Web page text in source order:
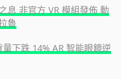
息 非官方 VR 模組發佈 動
魯
下跌 14% AR 智能眼鏡逆